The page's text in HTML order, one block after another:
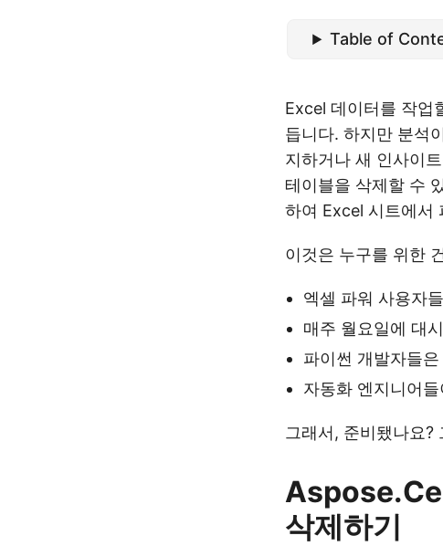
Table of
Excel 데이터를 작업
듭니다. 하지만 분석
지하거나 새 인사이
테이블을 삭제할 수
하여 Excel 시트에서
이것은 누구를 위한
엑셀 파워 사용자
매주 월요일에 대
파이썬 개발자들
자동화 엔지니어
그래서, 준비됐나요?
삭제하기